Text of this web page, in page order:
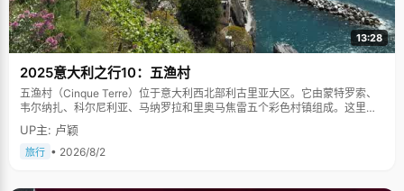
13:28
2025意大利之行10：五渔村
五渔村（Cinque Terre）位于意大利西北部利古里亚大区。它由蒙特罗索、
韦尔纳扎、科尔尼利亚、马纳罗拉和里奥马焦雷五个彩色村镇组成。这里依
山傍海，房屋色彩斑斓，1997年被列为世界文化遗产。
UP主: 卢颖
旅行 • 2026/8/2